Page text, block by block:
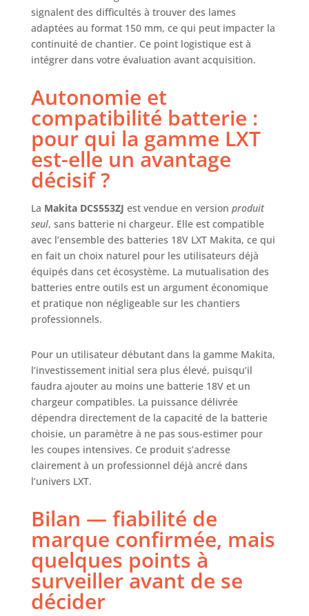
signalent des difficultés à trouver des lames
adaptées au format 150 mm, ce qui peut impacter la
continuité de chantier. Ce point logistique est à
intégrer dans votre évaluation avant acquisition.
Autonomie et
compatibilité batterie :
pour qui la gamme LXT
est-elle un avantage
décisif ?
La Makita DCS553ZJ est vendue en version produit
seul, sans batterie ni chargeur. Elle est compatible
avec l’ensemble des batteries 18V LXT Makita, ce qui
en fait un choix naturel pour les utilisateurs déjà
équipés dans cet écosystème. La mutualisation des
batteries entre outils est un argument économique
et pratique non négligeable sur les chantiers
professionnels.
Pour un utilisateur débutant dans la gamme Makita,
l’investissement initial sera plus élevé, puisqu’il
faudra ajouter au moins une batterie 18V et un
chargeur compatibles. La puissance délivrée
dépendra directement de la capacité de la batterie
choisie, un paramètre à ne pas sous-estimer pour
les coupes intensives. Ce produit s’adresse
clairement à un professionnel déjà ancré dans
l’univers LXT.
Bilan — fiabilité de
marque confirmée, mais
quelques points à
surveiller avant de se
décider